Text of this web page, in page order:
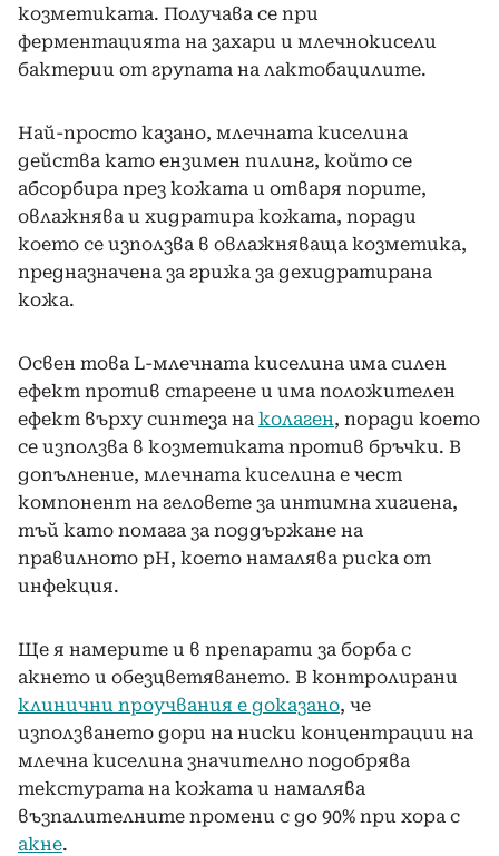
козметиката. Получава се при
ферментацията на захари и млечнокисели
бактерии от групата на лактобацилите.
Най-просто казано, млечната киселина
действа като ензимен пилинг, който се
абсорбира през кожата и отваря порите,
овлажнява и хидратира кожата, поради
което се използва в овлажняваща козметика,
предназначена за грижа за дехидратирана
кожа.
Освен това L-млечната киселина има силен
ефект против стареене и има положителен
ефект върху синтеза на колаген, поради което
се използва в козметиката против бръчки. В
допълнение, млечната киселина е чест
компонент на геловете за интимна хигиена,
тъй като помага за поддържане на
правилното pH, което намалява риска от
инфекция.
Ще я намерите и в препарати за борба с
акнето и обезцветяването. В контролирани
клинични проучвания е доказано, че
използването дори на ниски концентрации на
млечна киселина значително подобрява
текстурата на кожата и намалява
възпалителните промени с до 90% при хора с
акне.